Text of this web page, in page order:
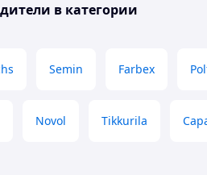
в категории
Semin Farbex
Novol Tikkurila